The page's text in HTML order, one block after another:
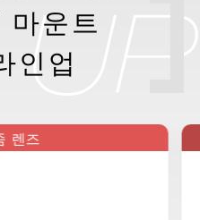
마운트
인업
렌즈